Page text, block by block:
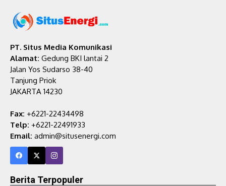
PT. Situs Media Komunikasi
Alamat: Gedung BKI lantai 2
Jalan Yos Sudarso 38-40
Tanjung Priok
JAKARTA 14230
Fax: +6221-22434498
Telp: +6221-22491933
Email: admin@situsenergi.com
Berita Terpopuler